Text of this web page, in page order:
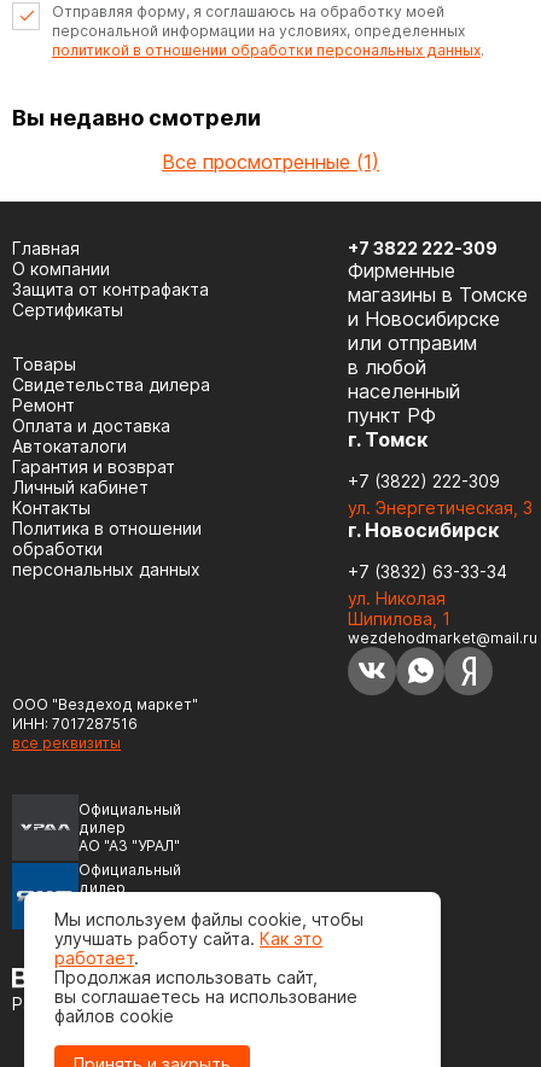
Отправляя форму, я соглашаюсь на обработку моей
персональной информации на условиях, определенных
политикой в отношении обработки персональных данных.
Вы недавно смотрели
Все просмотренные (1)
ООО "Вездеход маркет"
ИНН: 7017287516
все реквизиты
Официальный
дилер
АО "АЗ "УРАЛ"
Официальный
дилер
(ЯМЗ)
Разработка сайта
Главная
О компании
Защита от контрафакта
Сертификаты
Товары
Cвидетельства дилера
Ремонт
Оплата и доставка
Автокаталоги
Гарантия и возврат
Личный кабинет
Контакты
Политика в отношении
обработки
персональных данных
+7 3822 222-309
Фирменные
магазины в Томске
и Новосибирске
или отправим
в любой
населенный
пункт РФ
г. Томск
+7 (3822) 222-309
ул. Энергетическая, 3
г. Новосибирск
+7 (3832) 63-33-34
ул. Николая
Шипилова, 1
wezdehodmarket@mail.ru
Мы используем файлы cookie, чтобы
улучшать работу сайта. Как это
работает.
Продолжая использовать сайт,
вы соглашаетесь на использование
файлов cookie